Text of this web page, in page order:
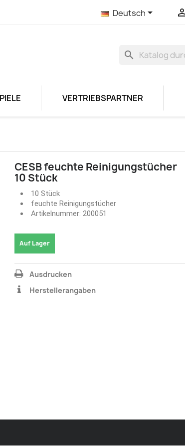
Deutsch
search
VERTRIEBSPARTNER
CESB feuchte Reinigungstücher
10 Stück
10 Stück
feuchte Reinigungstücher
Artikelnummer: 200051
Auf Lager
Ausdrucken
Herstellerangaben